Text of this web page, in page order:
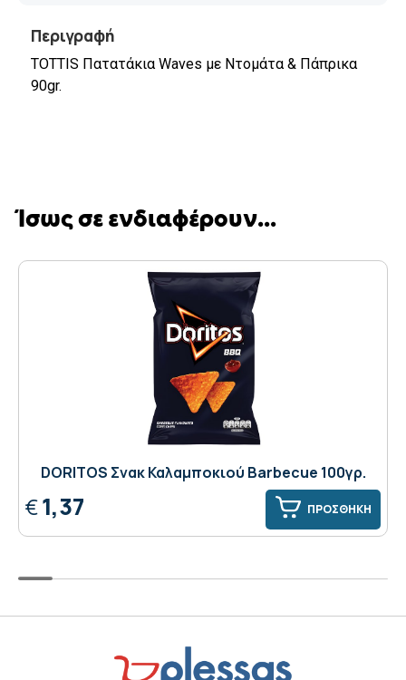
Περιγραφή
TOTTIS Πατατάκια Waves με Ντομάτα & Πάπρικα
90gr.
Ίσως σε ενδιαφέρουν...
DORITOS Σνακ Καλαμποκιού Barbecue 100γρ.
€1,37 ΠΡΟΣΘΗΚΗ